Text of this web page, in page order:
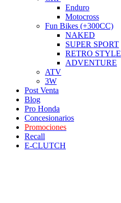
Enduro
Motocross
Fun Bikes (+300CC)
NAKED
SUPER SPORT
RETRO STYLE
ADVENTURE
ATV
3W
Post Venta
Blog
Pro Honda
Concesionarios
Promociones
Recall
E-CLUTCH